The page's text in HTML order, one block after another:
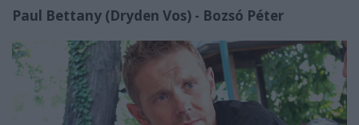
Paul Bettany (Dryden Vos) - Bozsó Péter